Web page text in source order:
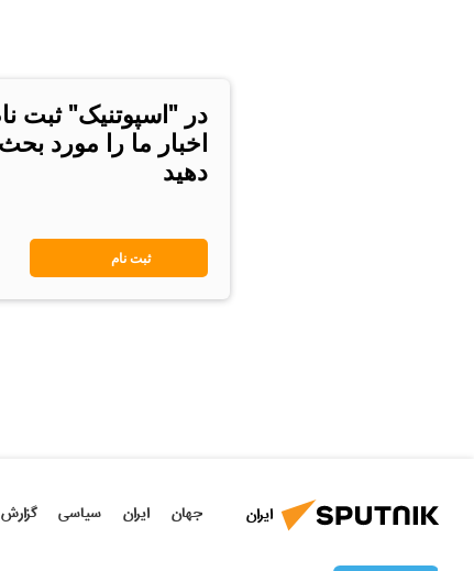
در "اسپوتنیک" ثبت
اخبار ما را مورد
دهید
ثبت نام
ایران جهان ایران سیاسی